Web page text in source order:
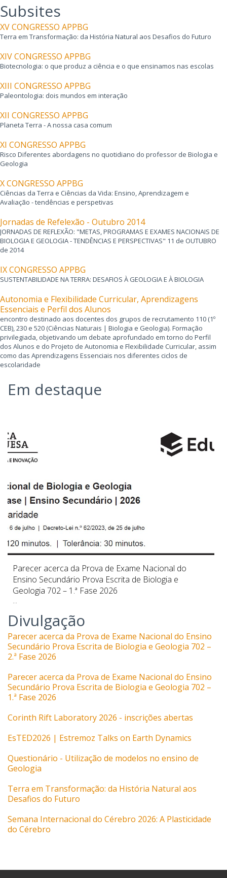
Subsites
XV CONGRESSO APPBG
Terra em Transformação: da História Natural aos Desafios do Futuro
XIV CONGRESSO APPBG
Biotecnologia: o que produz a ciência e o que ensinamos nas escolas
XIII CONGRESSO APPBG
Paleontologia: dois mundos em interação
XII CONGRESSO APPBG
Planeta Terra - A nossa casa comum
XI CONGRESSO APPBG
Risco Diferentes abordagens no quotidiano do professor de Biologia e
Geologia
X CONGRESSO APPBG
Ciências da Terra e Ciências da Vida: Ensino, Aprendizagem e
Avaliação - tendências e perspetivas
Jornadas de Refelexão - Outubro 2014
JORNADAS DE REFLEXÃO: "METAS, PROGRAMAS E EXAMES NACIONAIS DE
BIOLOGIA E GEOLOGIA - TENDÊNCIAS E PERSPECTIVAS" 11 de OUTUBRO
de 2014
IX CONGRESSO APPBG
SUSTENTABILIDADE NA TERRA: DESAFIOS À GEOLOGIA E À BIOLOGIA
Autonomia e Flexibilidade Curricular, Aprendizagens
Essenciais e Perfil dos Alunos
encontro destinado aos docentes dos grupos de recrutamento 110 (1º
CEB), 230 e 520 (Ciências Naturais | Biologia e Geologia). Formação
privilegiada, objetivando um debate aprofundado em torno do Perfil
dos Alunos e do Projeto de Autonomia e Flexibilidade Curricular, assim
como das Aprendizagens Essenciais nos diferentes ciclos de
escolaridade
Em destaque
Parecer acerca da Prova de Exame Nacional do
Ensino Secundário Prova Escrita de Biologia e
Geologia 702 – 1.ª Fase 2026
Divulgação
Parecer acerca da Prova de Exame Nacional do Ensino
Secundário Prova Escrita de Biologia e Geologia 702 –
2.ª Fase 2026
Parecer acerca da Prova de Exame Nacional do Ensino
Secundário Prova Escrita de Biologia e Geologia 702 –
1.ª Fase 2026
Corinth Rift Laboratory 2026 - inscrições abertas
EsTED2026 | Estremoz Talks on Earth Dynamics
Questionário - Utilização de modelos no ensino de
Geologia
Terra em Transformação: da História Natural aos
Desafios do Futuro
Semana Internacional do Cérebro 2026: A Plasticidade
do Cérebro